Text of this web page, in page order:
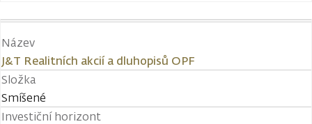
Název
J&T Realitních akcií a dluhopisů OPF
Složka
Smíšené
Investiční horizont